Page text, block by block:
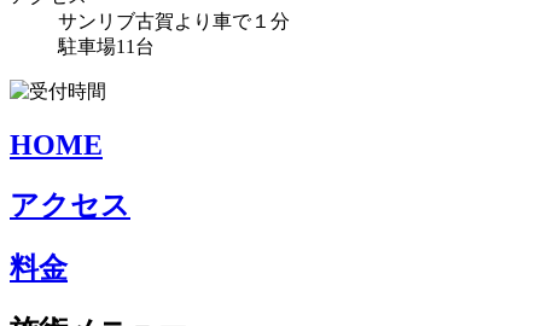
サンリブ古賀より車で１分
駐車場11台
HOME
アクセス
料金